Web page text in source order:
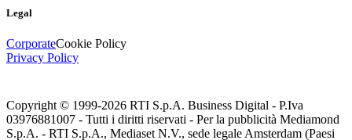
Legal
CorporateCookie Policy
Privacy Policy
Copyright © 1999-2026 RTI S.p.A. Business Digital - P.Iva
03976881007 - Tutti i diritti riservati - Per la pubblicità Mediamond
S.p.A. - RTI S.p.A., Mediaset N.V., sede legale Amsterdam (Paesi